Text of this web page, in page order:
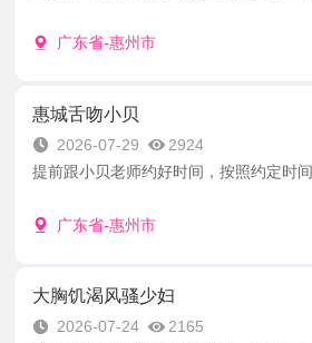
广东省-惠州市
惠城舌吻小贝
2026-07-29
2924
提前跟小贝老师约好时间，按照约定时
广东省-惠州市
大胸饥渴风骚少妇
2026-07-24
2165